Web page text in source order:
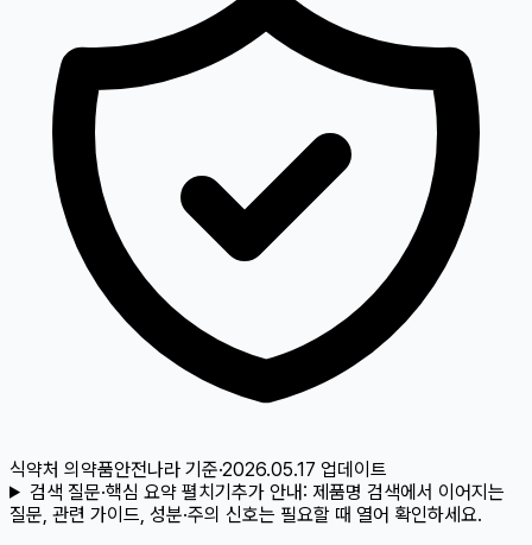
식약처 의약품안전나라 기준·2026.05.17 업데이트
검색 질문·핵심 요약 펼치기추가 안내: 제품명 검색에서 이어지는
질문, 관련 가이드, 성분·주의 신호는 필요할 때 열어 확인하세요.